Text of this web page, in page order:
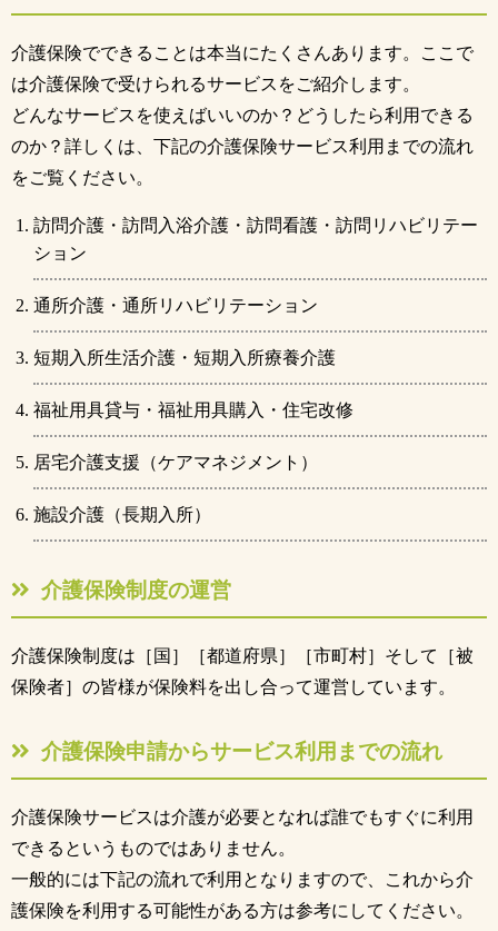
介護保険でできることは本当にたくさんあります。ここで
は介護保険で受けられるサービスをご紹介します。
どんなサービスを使えばいいのか？どうしたら利用できる
のか？詳しくは、下記の介護保険サービス利用までの流れ
をご覧ください。
訪問介護・訪問入浴介護・訪問看護・訪問リハビリテー
ション
通所介護・通所リハビリテーション
短期入所生活介護・短期入所療養介護
福祉用具貸与・福祉用具購入・住宅改修
居宅介護支援（ケアマネジメント）
施設介護（長期入所）
介護保険制度の運営
介護保険制度は［国］［都道府県］［市町村］そして［被
保険者］の皆様が保険料を出し合って運営しています。
介護保険申請からサービス利用までの流れ
介護保険サービスは介護が必要となれば誰でもすぐに利用
できるというものではありません。
一般的には下記の流れで利用となりますので、これから介
護保険を利用する可能性がある方は参考にしてください。